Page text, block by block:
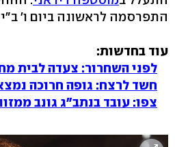
התפרסמה לראשונה ביום ו'
עוד בחדשות:
לפני השחרור: צעדה לבית
חשד לרצח: גופה חרוכה
צפו: עובד בנתב"ג גונב